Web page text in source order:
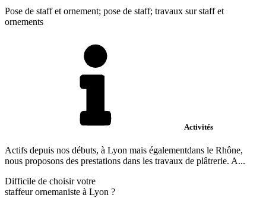
Pose de staff et ornement; pose de staff; travaux sur staff et
ornements
Activités
Actifs depuis nos débuts, à Lyon mais égalementdans le Rhône,
nous proposons des prestations dans les travaux de plâtrerie. A...
Difficile de choisir votre
staffeur ornemaniste à Lyon ?